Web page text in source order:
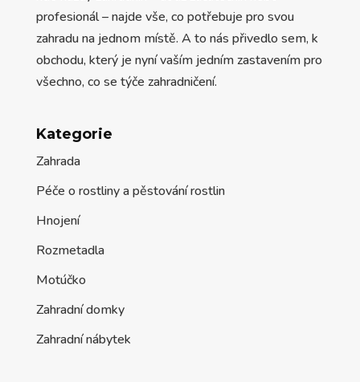
profesionál – najde vše, co potřebuje pro svou
zahradu na jednom místě. A to nás přivedlo sem, k
obchodu, který je nyní vaším jedním zastavením pro
všechno, co se týče zahradničení.
Kategorie
Zahrada
Péče o rostliny a pěstování rostlin
Hnojení
Rozmetadla
Motúčko
Zahradní domky
Zahradní nábytek